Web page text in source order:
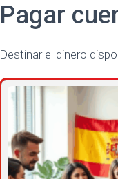
Pagar
Destinar el dinero